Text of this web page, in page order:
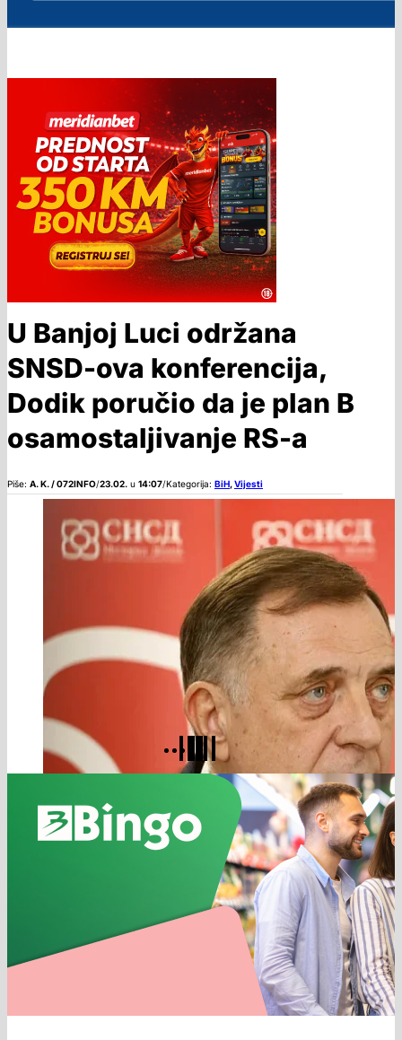
U Banjoj Luci održana
SNSD-ova konferencija,
Dodik poručio da je plan B
osamostaljivanje RS-a
Piše: A. K. / 072INFO/23.02. u 14:07/Kategorija: BiH,Vijesti